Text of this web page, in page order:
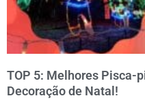
TOP 5: Melhores Pisca-
Decoração de Natal!